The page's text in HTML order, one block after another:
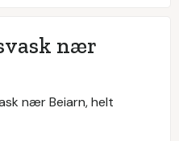
nær
nær Beiarn, helt